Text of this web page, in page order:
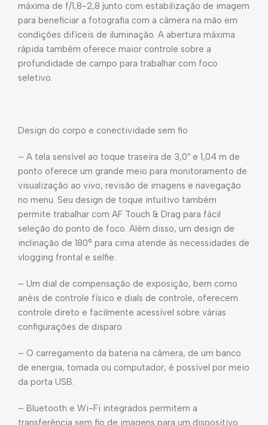
máxima de f/1,8-2,8 junto com estabilização de imagem
para beneficiar a fotografia com a câmera na mão em
condições difíceis de iluminação. A abertura máxima
rápida também oferece maior controle sobre a
profundidade de campo para trabalhar com foco
seletivo.
Design do corpo e conectividade sem fio
– A tela sensível ao toque traseira de 3,0″ e 1,04 m de
ponto oferece um grande meio para monitoramento de
visualização ao vivo, revisão de imagens e navegação
no menu. Seu design de toque intuitivo também
permite trabalhar com AF Touch & Drag para fácil
seleção do ponto de foco. Além disso, um design de
inclinação de 180° para cima atende às necessidades de
vlogging frontal e selfie.
– Um dial de compensação de exposição, bem como
anéis de controle físico e dials de controle, oferecem
controle direto e facilmente acessível sobre várias
configurações de disparo.
– O carregamento da bateria na câmera, de um banco
de energia, tomada ou computador, é possível por meio
da porta USB.
– Bluetooth e Wi-Fi integrados permitem a
transferência sem fio de imagens para um dispositivo